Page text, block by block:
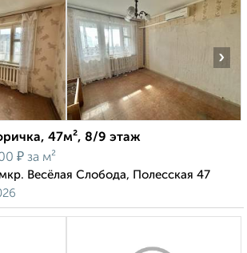
›
47м², 8/9 этаж
₽ за м²
Весёлая Слобода, Полесская 47